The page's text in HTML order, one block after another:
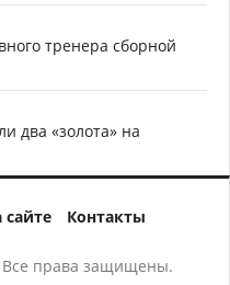
тренера сборной
два «золота» на
сайте Контакты
Все права защищены.